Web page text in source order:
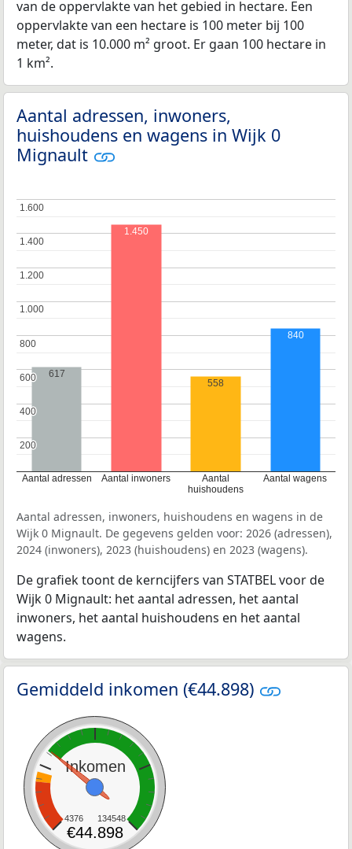
van de oppervlakte van het gebied in hectare. Een
oppervlakte van een hectare is 100 meter bij 100
meter, dat is 10.000 m² groot. Er gaan 100 hectare in
1 km².
Aantal adressen, inwoners,
huishoudens en wagens in Wijk 0
Mignault
Aantal adressen Aantal inwoners
Aantal
huishoudens
Aantal wagens
200
200
400
400
600
600
800
800
1.000
1.000
1.200
1.200
1.400
1.400
1.600
1.600
617
1.450
558
840
Aantal adressen, inwoners, huishoudens en wagens in de
Wijk 0 Mignault. De gegevens gelden voor: 2026 (adressen),
2024 (inwoners), 2023 (huishoudens) en 2023 (wagens).
De grafiek toont de kerncijfers van STATBEL voor de
Wijk 0 Mignault: het aantal adressen, het aantal
inwoners, het aantal huishoudens en het aantal
wagens.
Gemiddeld inkomen (€44.898)
Inkomen
4376 134548
€44.898